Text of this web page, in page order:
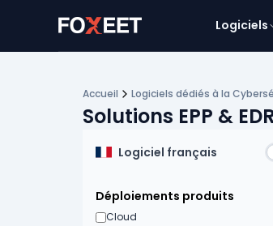
Logiciels
Accueil Logiciels dédiés à la
Solutions EPP &
Logiciel français
Déploiements produits
Cloud